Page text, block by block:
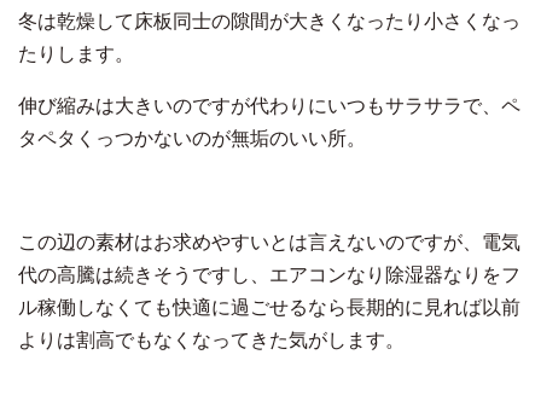
冬は乾燥して床板同士の隙間が大きくなったり小さくなっ
たりします。
伸び縮みは大きいのですが代わりにいつもサラサラで、ペ
タペタくっつかないのが無垢のいい所。
この辺の素材はお求めやすいとは言えないのですが、電気
代の高騰は続きそうですし、エアコンなり除湿器なりをフ
ル稼働しなくても快適に過ごせるなら長期的に見れば以前
よりは割高でもなくなってきた気がします。